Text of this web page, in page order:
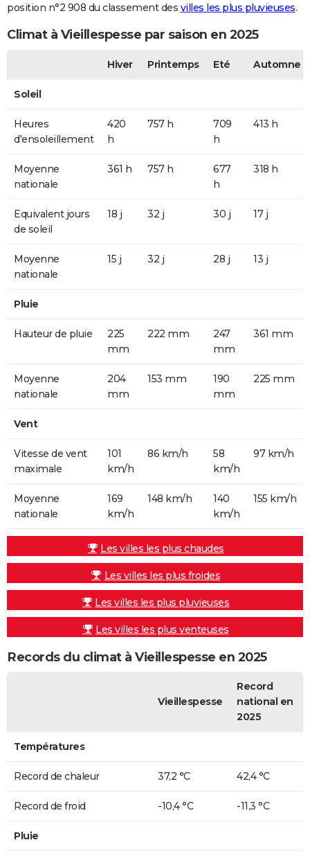
position n°2 908 du classement des villes les plus pluvieuses.
Climat à Vieillespesse par saison en 2025
Hiver Printemps Eté Automne
Soleil
Heures
d'ensoleillement
420
h
757 h
709
h
413 h
Moyenne
nationale
361 h 757 h
677
h
318 h
Equivalent jours
de soleil
18 j 32 j 30 j 17 j
Moyenne
nationale
15 j 32 j 28 j 13 j
Pluie
Hauteur de pluie
225
mm
222 mm
247
mm
361 mm
Moyenne
nationale
204
mm
153 mm
190
mm
225 mm
Vent
Vitesse de vent
maximale
101
km/h
86 km/h
58
km/h
97 km/h
Moyenne
nationale
169
km/h
148 km/h
140
km/h
155 km/h
Les villes les plus chaudes
Les villes les plus froides
Les villes les plus pluvieuses
Les villes les plus venteuses
Records du climat à Vieillespesse en 2025
Vieillespesse
Record
national en
2025
Températures
Record de chaleur 37,2 °C 42,4 °C
Record de froid -10,4 °C -11,3 °C
Pluie